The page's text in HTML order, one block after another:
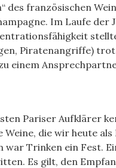
des französischen
Im Laufe
Piratenangriffe)
einem
Pariser Aufklärer
die wir heute
Trinken ein Fest.
Es gilt, den